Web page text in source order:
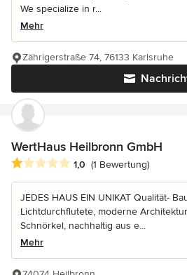
We specialize in r...
Mehr
Zährigerstraße 74, 76133 Karlsruhe
WertHaus Heilbronn GmbH
Durchschnittliche Bewertung: 1 von
1,0 (1 Bewertung)
JEDES HAUS EIN UNIKAT Qualität-
Lichtdurchflutete, moderne
Schnörkel, nachhaltig aus e...
Mehr